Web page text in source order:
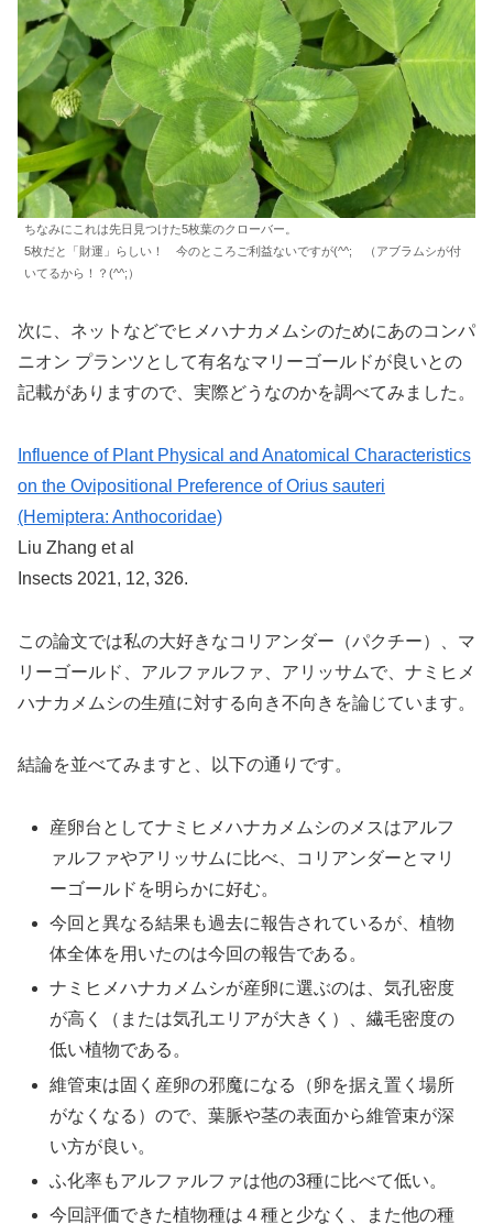
ちなみにこれは先日見つけた5枚葉のクローバー。
5枚だと「財運」らしい！ 今のところご利益ないですが(^^; （アブラムシが付
いてるから！？(^^;）
次に、ネットなどでヒメハナカメムシのためにあのコンパ
ニオン プランツとして有名なマリーゴールドが良いとの
記載がありますので、実際どうなのかを調べてみました。
Influence of Plant Physical and Anatomical Characteristics
on the Ovipositional Preference of Orius sauteri
(Hemiptera: Anthocoridae)
Liu Zhang et al
Insects 2021, 12, 326.
この論文では私の大好きなコリアンダー（パクチー）、マ
リーゴールド、アルファルファ、アリッサムで、ナミヒメ
ハナカメムシの生殖に対する向き不向きを論じています。
結論を並べてみますと、以下の通りです。
産卵台としてナミヒメハナカメムシのメスはアルフ
ァルファやアリッサムに比べ、コリアンダーとマリ
ーゴールドを明らかに好む。
今回と異なる結果も過去に報告されているが、植物
体全体を用いたのは今回の報告である。
ナミヒメハナカメムシが産卵に選ぶのは、気孔密度
が高く（または気孔エリアが大きく）、繊毛密度の
低い植物である。
維管束は固く産卵の邪魔になる（卵を据え置く場所
がなくなる）ので、葉脈や茎の表面から維管束が深
い方が良い。
ふ化率もアルファルファは他の3種に比べて低い。
今回評価できた植物種は４種と少なく、また他の種